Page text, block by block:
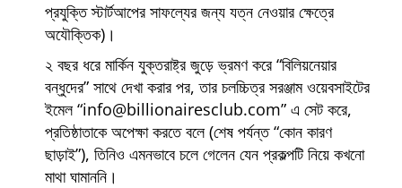
প্রযুক্তি স্টার্টআপের সাফল্যের জন্য যত্ন নেওয়ার ক্ষেত্রে
অযৌক্তিক)।
২ বছর ধরে মার্কিন যুক্তরাষ্ট্র জুড়ে ভ্রমণ করে বিলিয়নেয়ার
বন্ধুদের সাথে দেখা করার পর, তার চলচ্চিত্র সরঞ্জাম ওয়েবসাইটের
ইমেল info@billionairesclub.com এ সেট করে,
প্রতিষ্ঠাতাকে অপেক্ষা করতে বলে (শেষ পর্যন্ত কোন কারণ
ছাড়াই ), তিনিও এমনভাবে চলে গেলেন যেন প্রকল্পটি নিয়ে কখনো
মাথা ঘামাননি।